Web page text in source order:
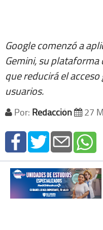
Google comenzó a
Gemini, su
que reducirá el
usuarios.
Por: Redacción 27